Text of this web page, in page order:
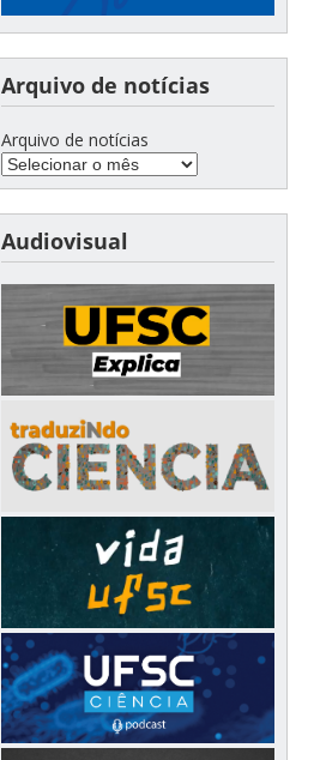
Arquivo de notícias
Arquivo de notícias
Audiovisual